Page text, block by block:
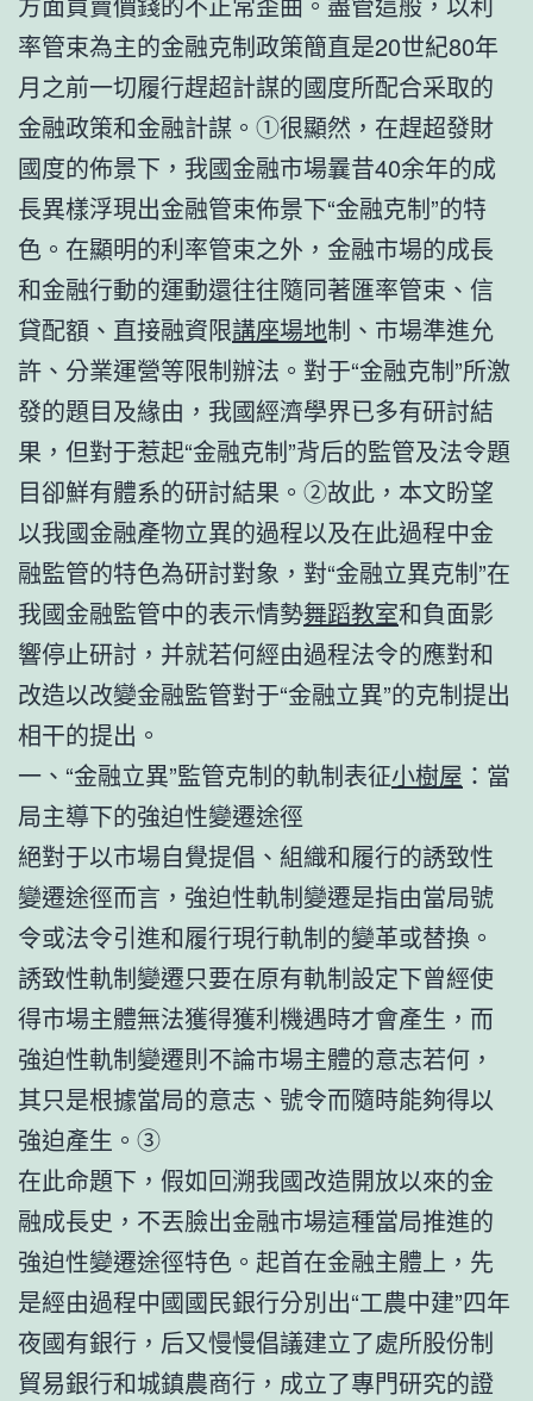
率管束為主的金融克制政策簡直是20世紀80年
月之前一切履行趕超計謀的國度所配合采取的
金融政策和金融計謀。①很顯然，在趕超發財
國度的佈景下，我國金融市場曩昔40余年的成
長異樣浮現出金融管束佈景下“金融克制”的特
色。在顯明的利率管束之外，金融市場的成長
和金融行動的運動還往往隨同著匯率管束、信
貸配額、直接融資限講座場地制、市場準進允
許、分業運營等限制辦法。對于“金融克制”所激
發的題目及緣由，我國經濟學界已多有研討結
果，但對于惹起“金融克制”背后的監管及法令題
目卻鮮有體系的研討結果。②故此，本文盼望
以我國金融產物立異的過程以及在此過程中金
融監管的特色為研討對象，對“金融立異克制”在
我國金融監管中的表示情勢舞蹈教室和負面影
響停止研討，并就若何經由過程法令的應對和
改造以改變金融監管對于“金融立異”的克制提出
相干的提出。
一、“金融立異”監管克制的軌制表征小樹屋 ：當
局主導下的強迫性變遷途徑
絕對于以市場自覺提倡、組織和履行的誘致性
變遷途徑而言，強迫性軌制變遷是指由當局號
令或法令引進和履行現行軌制的變革或替換。
誘致性軌制變遷只要在原有軌制設定下曾經使
得市場主體無法獲得獲利機遇時才會產生，而
強迫性軌制變遷則不論市場主體的意志若何，
其只是根據當局的意志、號令而隨時能夠得以
強迫產生。③
在此命題下，假如回溯我國改造開放以來的金
融成長史，不丟臉出金融市場這種當局推進的
強迫性變遷途徑特色。起首在金融主體上，先
是經由過程中國國民銀行分別出“工農中建”四年
夜國有銀行，后又慢慢倡議建立了處所股份制
貿易銀行和城鎮農商行，成立了專門研究的證